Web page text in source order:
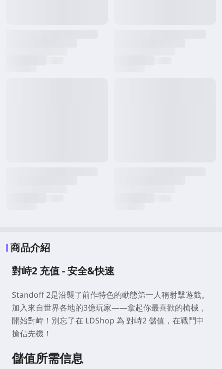
商品介紹
對峙2 充值 - 安全&快速
Standoff 2是沿襲了前作特色的動態第一人稱射擊遊戲。
加入來自世界各地的3億玩家——拿起你最喜歡的槍械，
開始對峙！別忘了在 LDShop 為 對峙2 儲值，在戰鬥中
搶佔先機！
儲值所需信息